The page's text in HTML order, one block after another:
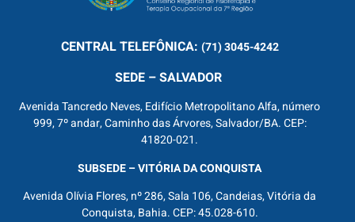
CENTRALTELEFÔNICA: (71) 3045-4242
SEDE – SALVADOR
Avenida Tancredo Neves, Edifício Metropolitano Alfa, número
999, 7º andar, Caminho das Árvores, Salvador/BA. CEP:
41820-021.
SUBSEDE – VITÓRIA DA CONQUISTA
Avenida Olívia Flores, nº 286, Sala 106, Candeias, Vitória da
Conquista, Bahia. CEP: 45.028-610.